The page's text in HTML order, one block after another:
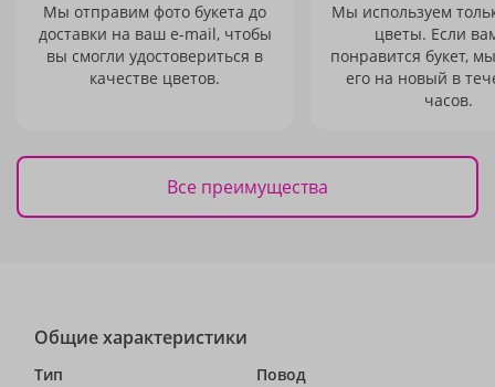
Мы отправим фото букета до
доставки на ваш e-mail, чтобы
вы смогли удостовериться в
качестве цветов.
Мы используем
цветы. Если
понравится букет,
его на новый в
часов.
Все преимущества
Общие характеристики
Тип
Повод